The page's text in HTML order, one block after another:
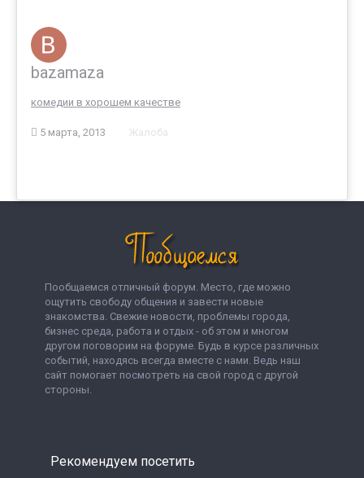
bazamaza
комедии в хорошем качестве
5 марта, 2013 Жалоба
Пообщаемся отличный форум. Место, где можно
ощутить свободу общения и завести новые
знакомства. Свежие новости, проблемы города,
бизнес среда, работа и отдых - об этом и многом
другом поговорим на форуме. Будь в курсе различных
событий, находясь всегда вместе с нами. Ведь наш
сайт помогает посмотреть на свой город с другой
стороны.
Рекомендуем посетить